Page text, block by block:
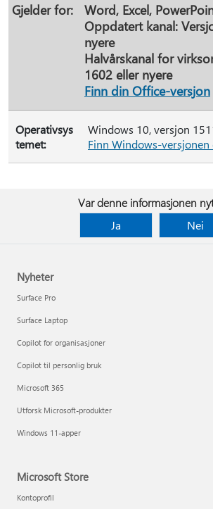
Gjelder for:
Word, Excel,
Oppdatert kanal:
nyere
Halvårskanal for
1602 eller nyere
Finn din Office-versjon
Operativsys
temet:
Windows 10, versjon
Finn Windows-versjonen
Var denne informasjonen
Ja
Nei
Nyheter
Surface Pro
Surface Laptop
Copilot for organisasjoner
Copilot til personlig bruk
Microsoft 365
Utforsk Microsoft-produkter
Windows 11-apper
Microsoft Store
Kontoprofil